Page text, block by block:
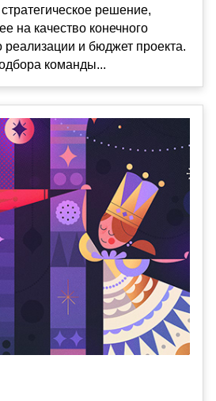
решение,
на качество конечного
реализации и бюджет проекта.
команды...